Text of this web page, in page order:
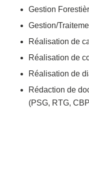
Gestion
Gestion/
Réalisation de
Réalisation de
Réalisation de
Rédaction de
(PSG, RTG,